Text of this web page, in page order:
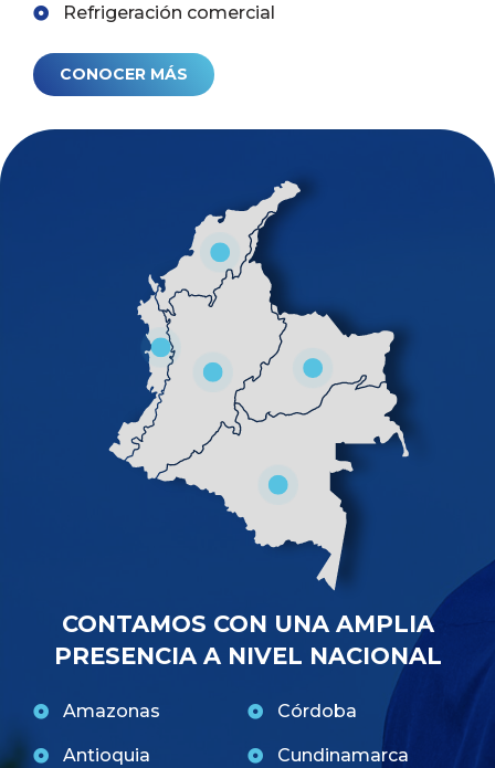
Refrigeración comercial
CONOCER MÁS
CONTAMOS CON UNA AMPLIA
PRESENCIA A NIVEL NACIONAL
Amazonas
Antioquia
Córdoba
Cundinamarca